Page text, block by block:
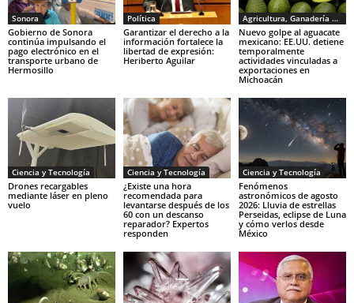
Sonora
Gobierno de Sonora
continúa impulsando el
pago electrónico en el
transporte urbano de
Hermosillo
Política
Garantizar el derecho a la
información fortalece la
libertad de expresión:
Heriberto Aguilar
Agricultura, Ganadería y Pesca
Nuevo golpe al aguacate
mexicano: EE.UU. detiene
temporalmente
actividades vinculadas a
exportaciones en
Michoacán
Ciencia y Tecnología
Drones recargables
mediante láser en pleno
vuelo
Ciencia y Tecnología
¿Existe una hora
recomendada para
levantarse después de los
60 con un descanso
reparador? Expertos
responden
Ciencia y Tecnología
Fenómenos
astronómicos de agosto
2026: Lluvia de estrellas
Perseidas, eclipse de Luna
y cómo verlos desde
México